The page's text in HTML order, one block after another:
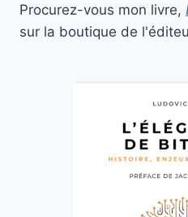
Procurez-vous mon livre,
sur la boutique de